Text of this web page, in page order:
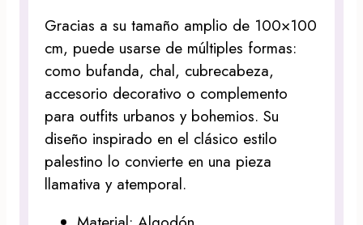
Gracias a su tamaño amplio de 100×100
cm, puede usarse de múltiples formas:
como bufanda, chal, cubrecabeza,
accesorio decorativo o complemento
para outfits urbanos y bohemios. Su
diseño inspirado en el clásico estilo
palestino lo convierte en una pieza
llamativa y atemporal.